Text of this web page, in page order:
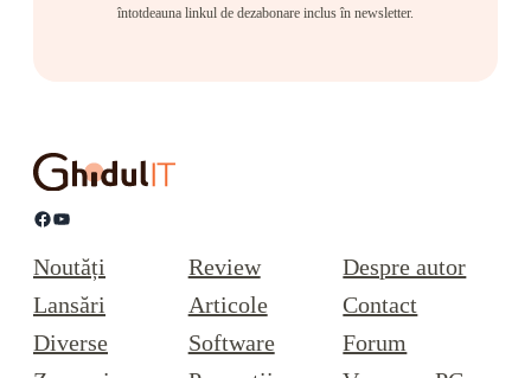
întotdeauna linkul de dezabonare inclus în newsletter.
Facebook YouTube
Noutăți
Lansări
Diverse
Review
Articole
Software
Despre autor
Contact
Forum